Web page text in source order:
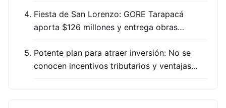
Fiesta de San Lorenzo: GORE Tarapacá
aporta $126 millones y entrega obras…
Potente plan para atraer inversión: No se
conocen incentivos tributarios y ventajas…